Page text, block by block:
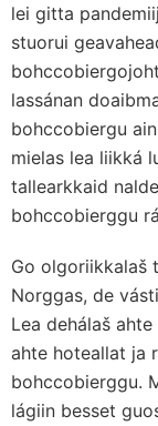
lei gitta
stuorui
lassánan
bohccobiergu
mielas lea liikká
tallearkkaid
bohccobierggu
Go olgoriikkalaš
Norggas, de
Lea dehálaš
ahte hoteallat ja
bohccobierggu.
lágiin besset